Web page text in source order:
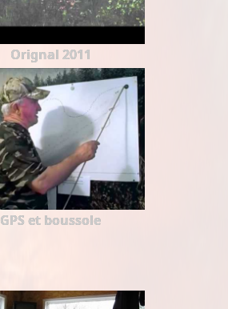
Orignal 2011
GPS et boussole